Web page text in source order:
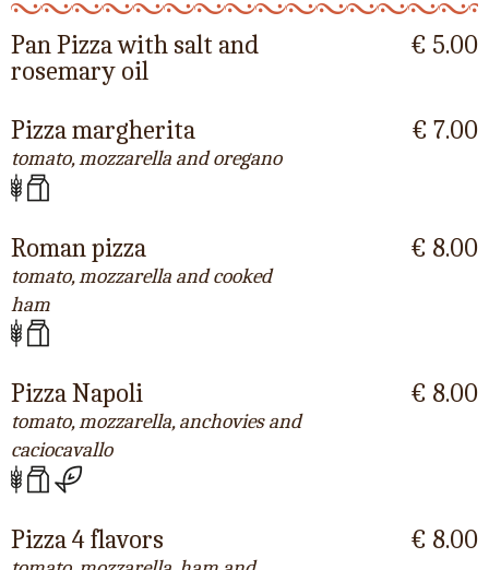
Pan Pizza with salt and
rosemary oil
€ 5.00
Pizza margherita
tomato, mozzarella and oregano
€ 7.00
Roman pizza
tomato, mozzarella and cooked
ham
€ 8.00
Pizza Napoli
tomato, mozzarella, anchovies and
caciocavallo
€ 8.00
Pizza 4 flavors € 8.00